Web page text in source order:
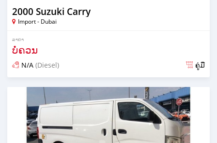
2000 Suzuki Carry
Import - Dubai
ລາຄາ
ບໍ່ຄວນ
N/A (Diesel) ຄູ່ມື
ໂພດ almost 6 years ກ່ອນ ໜ້າ ນີ້